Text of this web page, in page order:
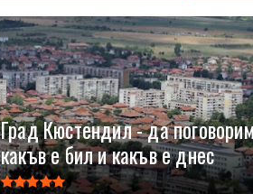
Град Кюстендил - да
какъв е бил и какъв е днес